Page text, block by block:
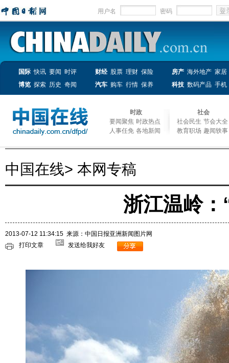
用户名 密码
国际 快讯 要闻 时评 财经 股票 理财 保险 房产 海外地产 家居
博览 探索 历史 奇闻 汽车 购车 行情 保养 科技 数码产品 手机
时政
要闻聚焦 时政热点
人事任免 各地新闻
社会
社会民生 节会大全
教育职场 趣闻轶事
中国在线> 本网专稿
浙江温岭：
2013-07-12 11:34:15 来源：中国日报亚洲新闻图片网
打印文章
发送给我好友